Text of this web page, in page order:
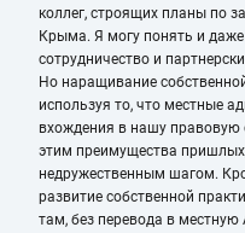
коллег, строящих планы по
Крыма. Я могу понять и
сотрудничество и
Но наращивание
используя то, что местные
вхождения в нашу правовую
этим преимущества
недружественным шагом.
развитие собственной
там, без перевода в местную